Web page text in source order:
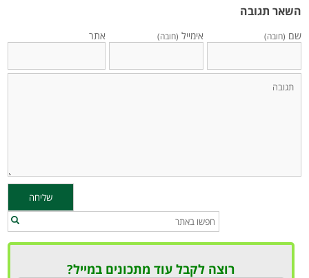
השאר תגובה
שם (חובה) אימייל (חובה) אתר
רוצה לקבל עוד מתכונים במייל?